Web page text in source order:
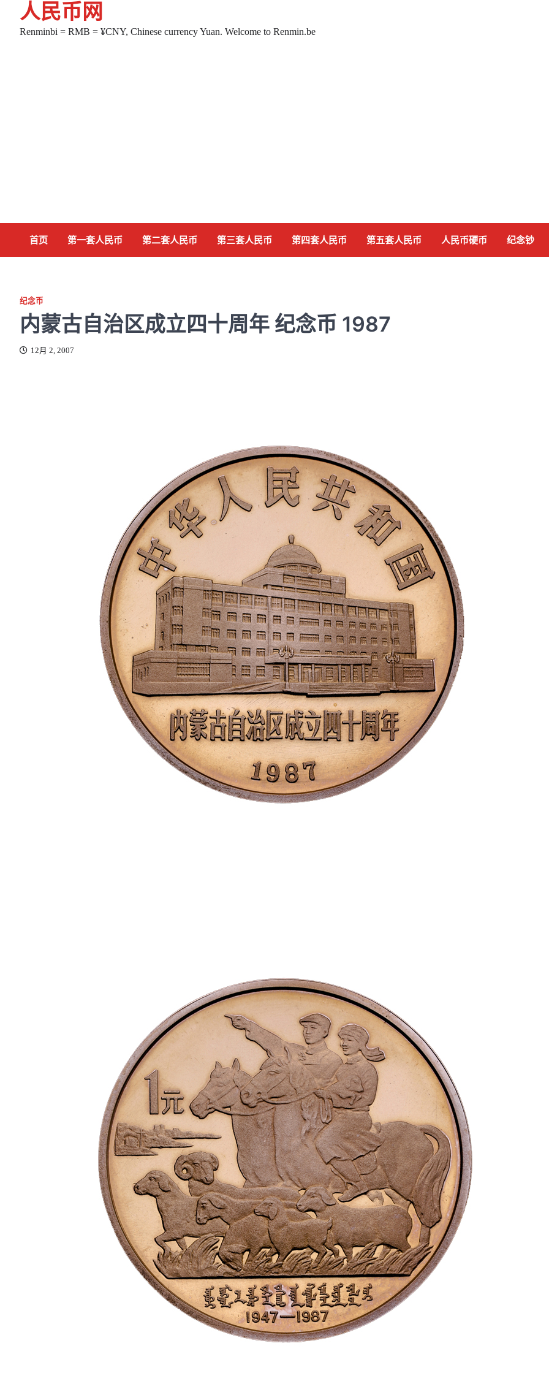
content
人民币网
Renminbi = RMB = ¥CNY, Chinese currency Yuan. Welcome to Renmin.be
首页 第一套人民币 第二套人民币 第三套人民币 第四套人民币 第五套人民币 人民币硬币 纪念钞
纪念币
内蒙古自治区成立四十周年 纪念币 1987
12月 2, 2007